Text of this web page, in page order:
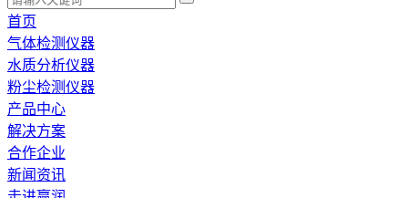
首页
气体检测仪器
水质分析仪器
粉尘检测仪器
产品中心
解决方案
合作企业
新闻资讯